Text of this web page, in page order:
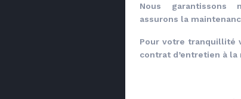
Nous
assurons la
Pour votre tranquillité
contrat d’entretien à la